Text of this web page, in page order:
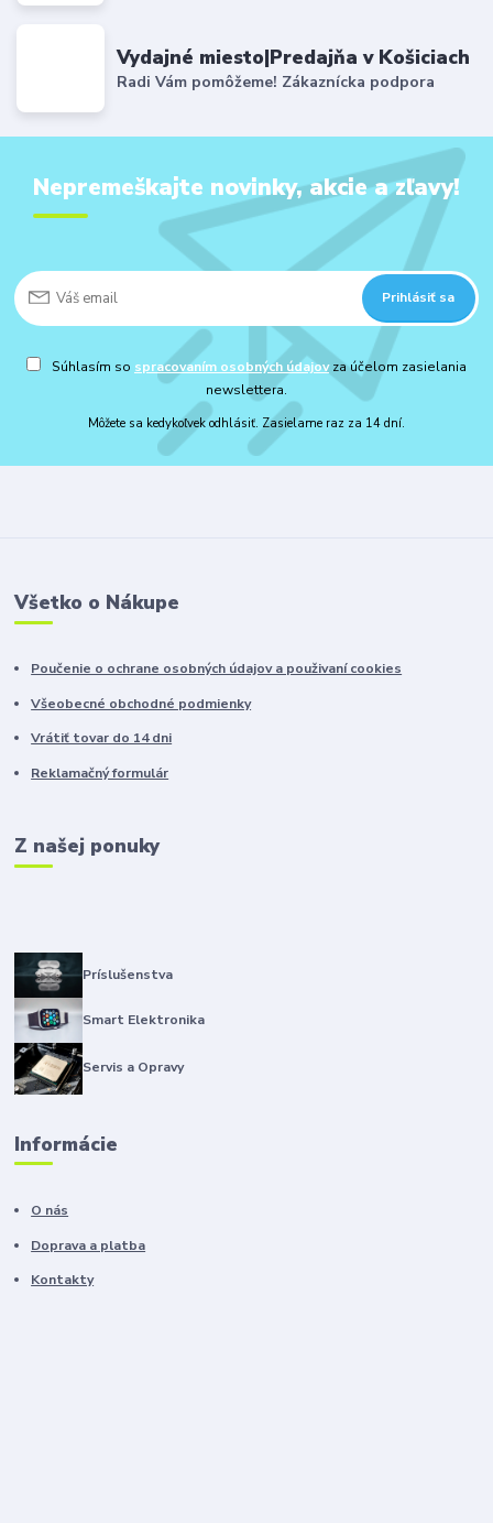
Vydajné miesto|Predajňa v Košiciach
Radi Vám pomôžeme! Zákaznícka podpora
Nepremeškajte novinky, akcie a zľavy!
Prihlásiť sa
Súhlasím so spracovaním osobných údajovza účelom zasielania
newslettera.
Môžete sa kedykoľvek odhlásiť. Zasielame raz za 14 dní.
Všetko o Nákupe
Poučenie o ochrane osobných údajov a použivaní cookies
Všeobecné obchodné podmienky
Vrátiť tovar do 14 dni
Reklamačný formulár
Z našej ponuky
Príslušenstva
Smart Elektronika
Servis a Opravy
Informácie
O nás
Doprava a platba
Kontakty